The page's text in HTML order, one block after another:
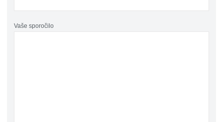
Vaše sporočilo